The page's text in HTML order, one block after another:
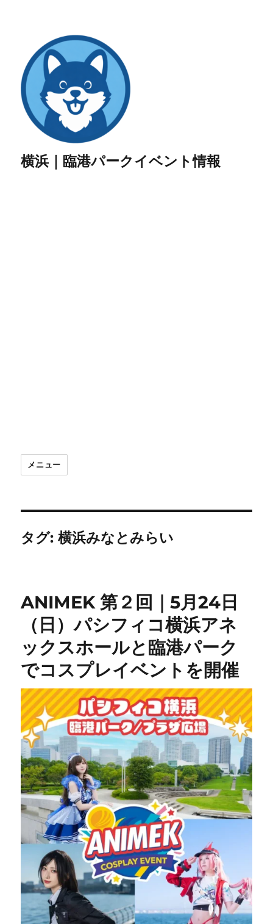
横浜｜臨港パークイベント情報
メニュー
タグ:横浜みなとみらい
ANIMEK 第２回｜5月24日
（日）パシフィコ横浜アネ
ックスホールと臨港パーク
でコスプレイベントを開催